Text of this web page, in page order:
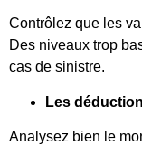
Contrôlez que les
Des niveaux trop
cas de sinistre.
Les
Analysez bien le